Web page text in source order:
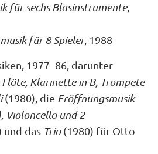
für sechs Blasinstrumente,
für 8 Spieler, 1988
1977–86, darunter
Klarinette in B, Trompete
(1980), die Eröffnungsmusik
Violoncello und 2
und das Trio(1980) für Otto